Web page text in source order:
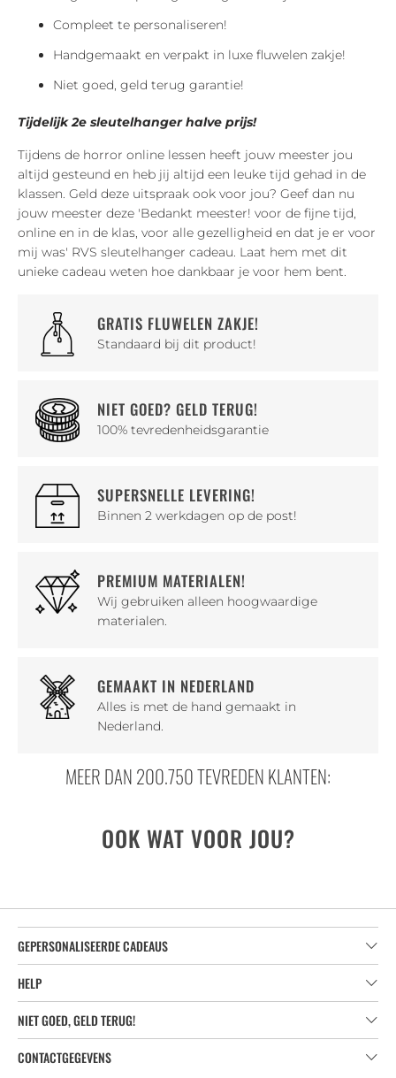
Compleet te personaliseren!
Handgemaakt en verpakt in luxe fluwelen zakje!
Niet goed, geld terug garantie!
Tijdelijk 2e sleutelhanger halve prijs!
Tijdens de horror online lessen heeft jouw meester jou
altijd gesteund en heb jij altijd een leuke tijd gehad in de
klassen. Geld deze uitspraak ook voor jou? Geef dan nu
jouw meester deze 'Bedankt meester! voor de fijne tijd,
online en in de klas, voor alle gezelligheid en dat je er voor
mij was' RVS sleutelhanger cadeau. Laat hem met dit
unieke cadeau weten hoe dankbaar je voor hem bent.
GRATIS FLUWELEN ZAKJE!
Standaard bij dit product!
NIET GOED? GELD TERUG!
100% tevredenheidsgarantie
SUPERSNELLE LEVERING!
Binnen 2 werkdagen op de post!
PREMIUM MATERIALEN!
Wij gebruiken alleen hoogwaardige
materialen.
GEMAAKT IN NEDERLAND
Alles is met de hand gemaakt in
Nederland.
MEER DAN 200.750 TEVREDEN KLANTEN:
OOK WAT VOOR JOU?
GEPERSONALISEERDE CADEAUS
HELP
NIET GOED, GELD TERUG!
CONTACTGEGEVENS